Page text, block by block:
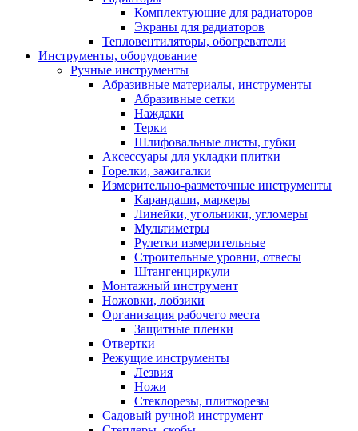
Комплектующие для радиаторов
Экраны для радиаторов
Тепловентиляторы, обогреватели
Инструменты, оборудование
Ручные инструменты
Абразивные материалы, инструменты
Абразивные сетки
Наждаки
Терки
Шлифовальные листы, губки
Аксессуары для укладки плитки
Горелки, зажигалки
Измерительно-разметочные инструменты
Карандаши, маркеры
Линейки, угольники, угломеры
Мультиметры
Рулетки измерительные
Строительные уровни, отвесы
Штангенциркули
Монтажный инструмент
Ножовки, лобзики
Организация рабочего места
Защитные пленки
Отвертки
Режущие инструменты
Лезвия
Ножи
Стеклорезы, плиткорезы
Садовый ручной инструмент